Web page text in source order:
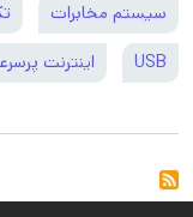
سیستم مخابرات
USB اینترنت